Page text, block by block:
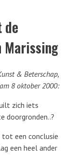
de
Marissing
& Beterschap,
8 oktober 2000:
zich iets
doorgronden..?
tot een conclusie
een heel ander